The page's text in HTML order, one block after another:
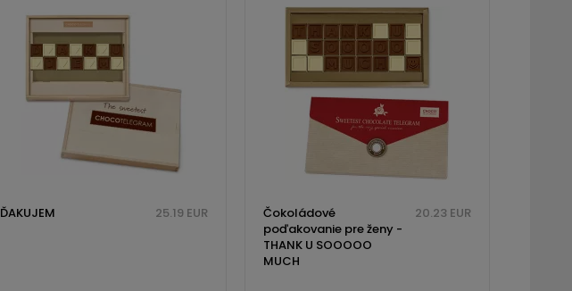
ĎAKUJEM 25.19 EUR
Čokoládové
poďakovanie pre ženy -
THANK U SOOOOO
MUCH
20.23 EUR